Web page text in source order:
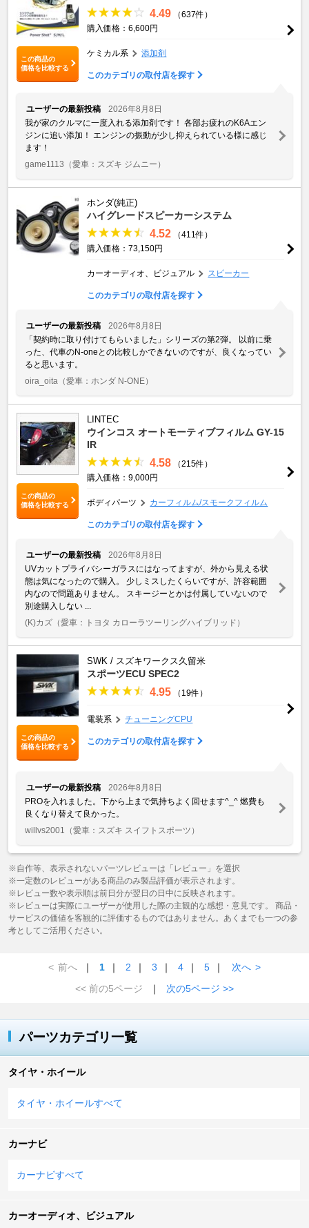
この商品の
価格を比較する
4.49
（637件）
購入価格：6,600円
ケミカル系 添加剤
このカテゴリの取付店を探す
ユーザーの最新投稿
2026年8月8日
我が家のクルマに一度入れる添加剤です！ 各部お疲れのK6Aエン
ジンに追い添加！ エンジンの振動が少し抑えられている様に感じ
ます！
game1113 （愛車：スズキ ジムニー）
ホンダ(純正)
ハイグレードスピーカーシステム
4.52
（411件）
購入価格：73,150円
カーオーディオ、ビジュアル スピーカー
このカテゴリの取付店を探す
ユーザーの最新投稿
2026年8月8日
「契約時に取り付けてもらいました」シリーズの第2弾。 以前に乗
った、代車のN-oneとの比較しかできないのですが、良くなってい
ると思います。
oira_oita （愛車：ホンダ N-ONE）
この商品の
価格を比較する
LINTEC
ウインコス オートモーティブフィルム GY-15
IR
4.58
（215件）
購入価格：9,000円
ボディパーツ カーフィルム/スモークフィルム
このカテゴリの取付店を探す
ユーザーの最新投稿
2026年8月8日
UVカットプライバシーガラスにはなってますが、外から見える状
態は気になったので購入。 少しミスしたくらいですが、許容範囲
内なので問題ありません。 スキージーとかは付属していないので
別途購入しない ...
(K)カズ （愛車：トヨタ カローラツーリングハイブリッド）
この商品の
価格を比較する
SWK / スズキワークス久留米
スポーツECU SPEC2
4.95 （19件）
電装系 チューニングCPU
このカテゴリの取付店を探す
ユーザーの最新投稿
2026年8月8日
PROを入れました。下から上まで気持ちよく回せます^_^ 燃費も
良くなり替えて良かった。
willvs2001
（愛車：スズキ スイフトスポーツ）
※自作等、表示されないパーツレビューは「レビュー」を選択
※一定数のレビューがある商品のみ製品評価が表示されます。
※レビュー数や表示順は前日分が翌日の日中に反映されます。
※レビューは実際にユーザーが使用した際の主観的な感想・意見です。 商品・
サービスの価値を客観的に評価するものではありません。あくまでも一つの参
考としてご活用ください。
< 前へ ｜ 1 ｜ 2 ｜ 3 ｜ 4 ｜ 5 ｜ 次へ >
<< 前の5ページ
｜ 次の5ページ >>
パーツカテゴリ一覧
タイヤ・ホイール
タイヤ・ホイールすべて
カーナビ
カーナビすべて
カーオーディオ、ビジュアル